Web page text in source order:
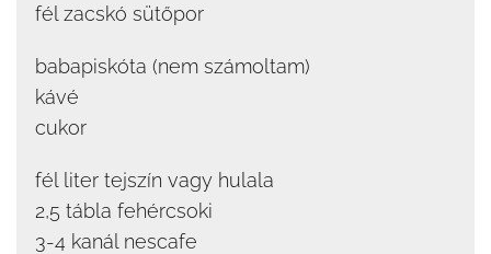
fél zacskó sütőpor
babapiskóta (nem számoltam)
kávé
cukor
fél liter tejszín vagy hulala
2,5 tábla fehércsoki
3-4 kanál nescafe